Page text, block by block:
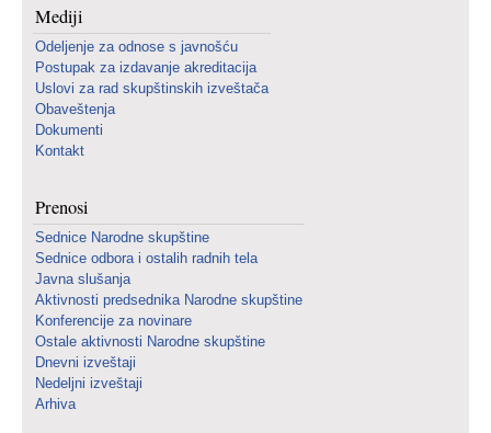
Mediji
Odeljenje za odnose s javnošću
Postupak za izdavanje akreditacija
Uslovi za rad skupštinskih izveštača
Obaveštenja
Dokumenti
Kontakt
Prenosi
Sednice Narodne skupštine
Sednice odbora i ostalih radnih tela
Javna slušanja
Aktivnosti predsednika Narodne skupštine
Konferencije za novinare
Ostale aktivnosti Narodne skupštine
Dnevni izveštaji
Nedeljni izveštaji
Arhiva